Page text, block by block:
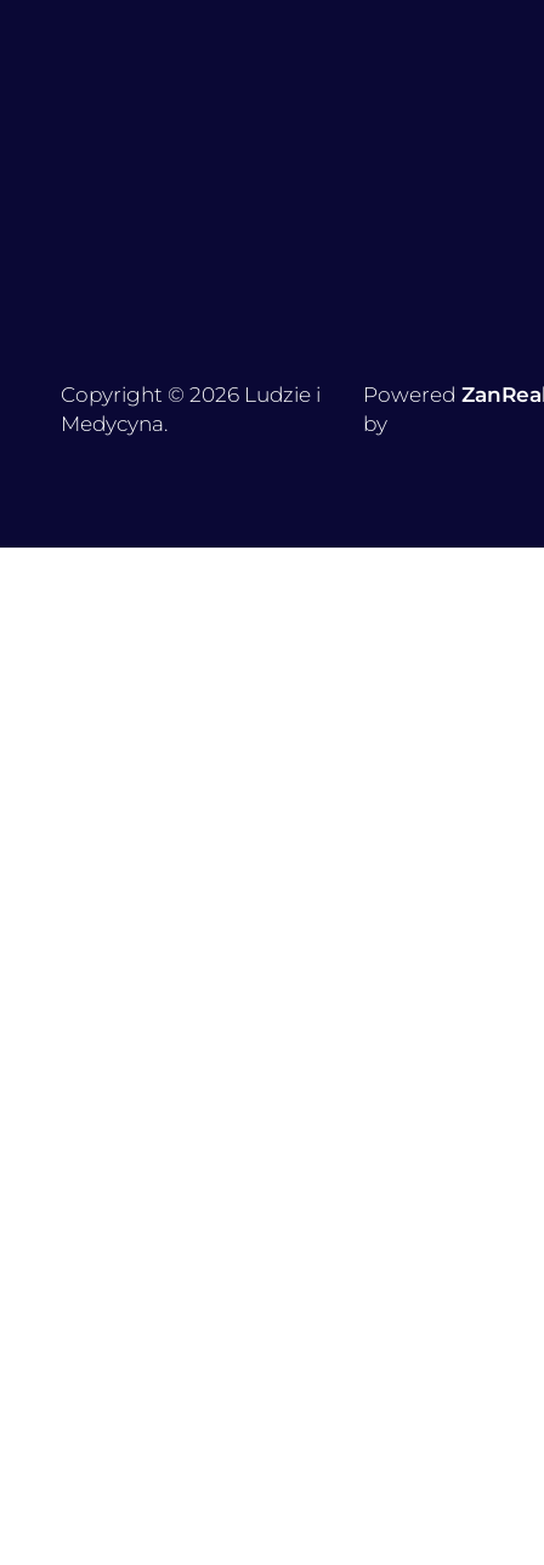
Copyright © 2026 Ludzie i
Medycyna.
Powered
by